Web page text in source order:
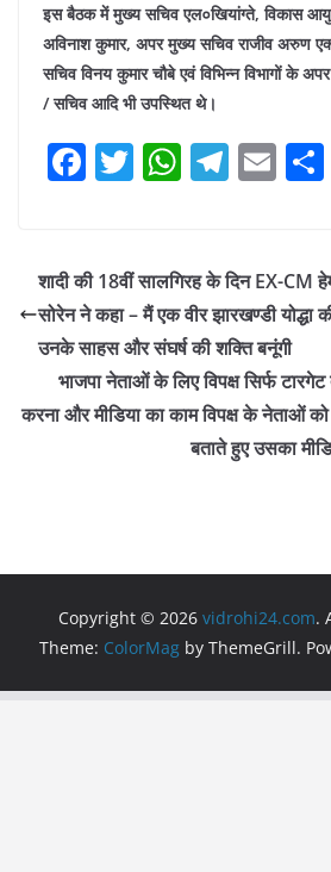
इस बैठक में मुख्य सचिव एल०खियांग्ते, विकास
अविनाश कुमार, अपर मुख्य सचिव राजीव अरुण
सचिव विनय कुमार चौबे एवं विभिन्न विभागों के
/ सचिव आदि भी उपस्थित थे।
F
e
b
o
o
k
T
er
W
s
A
p
p
T
gr
a
m
E
l
शादी की 18वीं सालगिरह के दिन EX-CM
सोरेन ने कहा – मैं एक वीर झारखण्डी योद्धा
उनके साहस और संघर्ष की शक्ति बनूंगी
भाजपा नेताओं के लिए विपक्ष सिर्फ
करना और मीडिया का काम विपक्ष के नेताओं को
बताते हुए उसका
Copyright © 2026 vidrohi24.com.
Theme: ColorMag by ThemeGrill.